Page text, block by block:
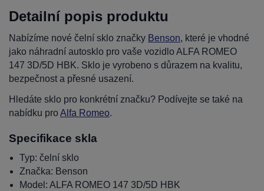
Detailní popis produktu
Nabízíme nové čelní sklo značky Benson, které je vhodné
jako náhradní autosklo pro vaše vozidlo ALFA ROMEO
147 3D/5D HBK. Sklo je vyrobeno s důrazem na kvalitu,
bezpečnost a přesné usazení.
Hledáte sklo pro konkrétní značku? Podívejte se také na
nabídku proAlfa Romeo.
Specifikace skla
Typ: čelní sklo
Značka: Benson
Model: ALFA ROMEO 147 3D/5D HBK